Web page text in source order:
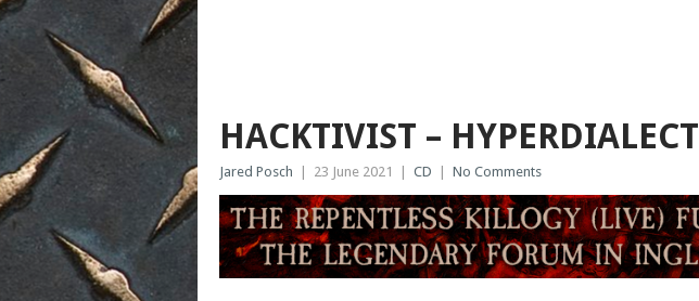
HACKTIVIST – HYPERDIALECT
Jared Posch 23 June 2021 CD No Comments